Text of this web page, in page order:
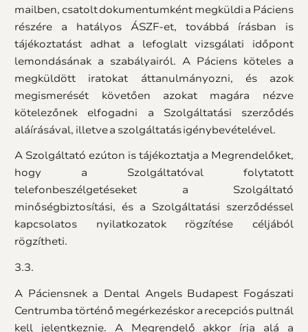
mailben, csatolt dokumentumként megküldi a Páciens
részére a hatályos ÁSZF-et, továbbá írásban is
tájékoztatást adhat a lefoglalt vizsgálati időpont
lemondásának a szabályairól. A Páciens köteles a
megküldött iratokat áttanulmányozni, és azok
megismerését követően azokat magára nézve
kötelezőnek elfogadni a Szolgáltatási szerződés
aláírásával, illetve a szolgáltatás igénybevételével.
A Szolgáltató ezúton is tájékoztatja a Megrendelőket,
hogy a Szolgáltatóval folytatott
telefonbeszélgetéseket a Szolgáltató
minőségbiztosítási, és a Szolgáltatási szerződéssel
kapcsolatos nyilatkozatok rögzítése céljából
rögzítheti.
3.3.
A Páciensnek a Dental Angels Budapest Fogászati
Centrumba történő megérkezéskor a recepciós pultnál
kell jelentkeznie. A Megrendelő akkor írja alá a